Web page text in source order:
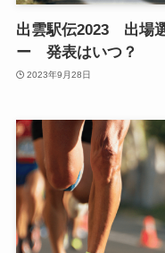
出雲駅伝2023 出場
ー 発表はいつ？
2023年9月28日